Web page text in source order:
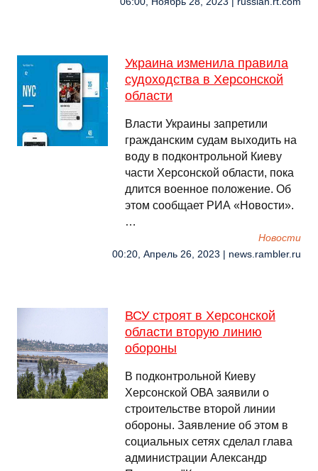
Украина изменила правила
судоходства в Херсонской
области
Власти Украины запретили
гражданским судам выходить на
воду в подконтрольной Киеву
части Херсонской области, пока
длится военное положение. Об
этом сообщает РИА «Новости».
…
Новости
00:20, Апрель 26, 2023 | news.rambler.ru
ВСУ строят в Херсонской
области вторую линию
обороны
В подконтрольной Киеву
Херсонской ОВА заявили о
строительстве второй линии
обороны. Заявление об этом в
социальных сетях сделал глава
администрации Александр